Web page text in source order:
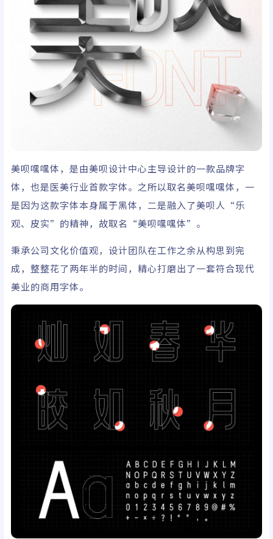
美呗嘿嘿体，是由美呗设计中心主导设计的一款品牌字
体，也是医美行业首款字体。之所以取名美呗嘿嘿体，一
是因为这款字体本身属于黑体，二是融入了美呗人“乐
观、皮实”的精神，故取名“美呗嘿嘿体”。
秉承公司文化价值观，设计团队在工作之余从构思到完
成，整整花了两年半的时间，精心打磨出了一套符合现代
美业的商用字体。